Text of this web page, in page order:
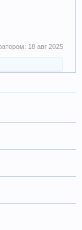
18 авг 2025